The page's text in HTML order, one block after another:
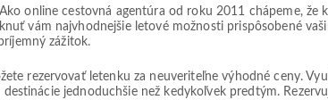
online cestovná agentúra od roku 2011 chápeme, že
vám najvhodnejšie letové možnosti prispôsobené
zážitok.
rezervovať letenku za neuveriteľne výhodné ceny.
jednoduchšie než kedykoľvek predtým.